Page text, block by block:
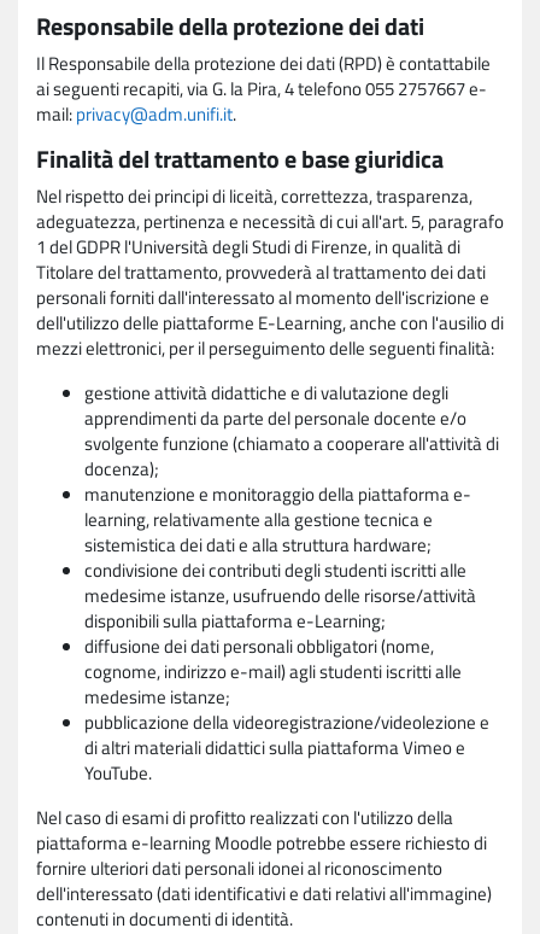
Responsabile della protezione dei dati
Il Responsabile della protezione dei dati (RPD) è contattabile
ai seguenti recapiti, via G. la Pira, 4 telefono 055 2757667 e-
mail:privacy@adm.unifi.it.
Finalità del trattamento e base giuridica
Nel rispetto dei principi di liceità, correttezza, trasparenza,
adeguatezza, pertinenza e necessità di cui all'art. 5, paragrafo
1 del GDPR l'Università degli Studi di Firenze, in qualità di
Titolare del trattamento, provvederà al trattamento dei dati
personali forniti dall'interessato al momento dell'iscrizione e
dell'utilizzo delle piattaforme E-Learning, anche con l'ausilio di
mezzi elettronici, per il perseguimento delle seguenti finalità:
gestione attività didattiche e di valutazione degli
apprendimenti da parte del personale docente e/o
svolgente funzione (chiamato a cooperare all'attività di
docenza);
manutenzione e monitoraggio della piattaforma e-
learning, relativamente alla gestione tecnica e
sistemistica dei dati e alla struttura hardware;
condivisione dei contributi degli studenti iscritti alle
medesime istanze, usufruendo delle risorse/attività
disponibili sulla piattaforma e-Learning;
diffusione dei dati personali obbligatori (nome,
cognome, indirizzo e-mail) agli studenti iscritti alle
medesime istanze;
pubblicazione della videoregistrazione/videolezione e
di altri materiali didattici sulla piattaforma Vimeo e
YouTube.
Nel caso di esami di profitto realizzati con l'utilizzo della
piattaforma e-learning Moodle potrebbe essere richiesto di
fornire ulteriori dati personali idonei al riconoscimento
dell'interessato (dati identificativi e dati relativi all'immagine)
contenuti in documenti di identità.